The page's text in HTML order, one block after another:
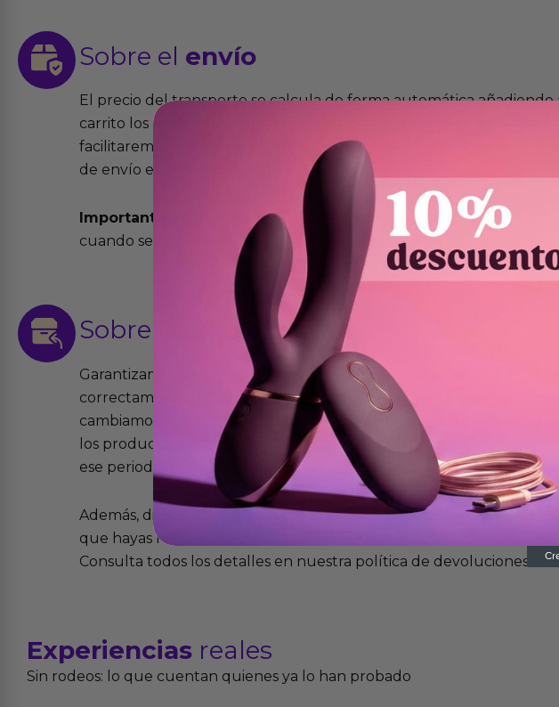
Sobre el envío
El precio del transporte se calcula de forma automática añadiendo
carrito los productos que desees comprar y la dirección de envio. Te
facilitaremos el precio exacto del transporte dependiendo de la
de envío elegida y el modo.
Importante:
Todos los pedidos son expedidos el mismo dia siempre y
cuando se cursen antes de las 13:00 horas y en días laborables.
Sobre las devoluciones
Garantizamos que los productos que vendemos funcionan
correctamente y que si tienen algún defecto de fabricación te lo
cambiamos sin costo alguno. La ley de 2 años de garantía significa
los productos tienen garantía contra defectos de fabricación
ese periodo pero no por mal uso o uso indebido.
Además, dispones de 15 días desde la entrega para devolver
que hayas recibido y que simplemente no te gusten o no los quieras.
Consulta todos los detalles en nuestra política de devoluciones.
Experiencias reales
Sin rodeos: lo que cuentan quienes ya lo han probado